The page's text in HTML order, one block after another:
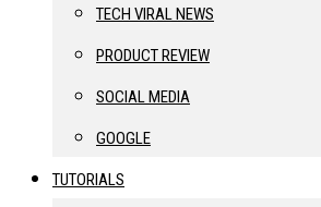
TECH VIRAL NEWS
PRODUCT REVIEW
SOCIAL MEDIA
GOOGLE
TUTORIALS